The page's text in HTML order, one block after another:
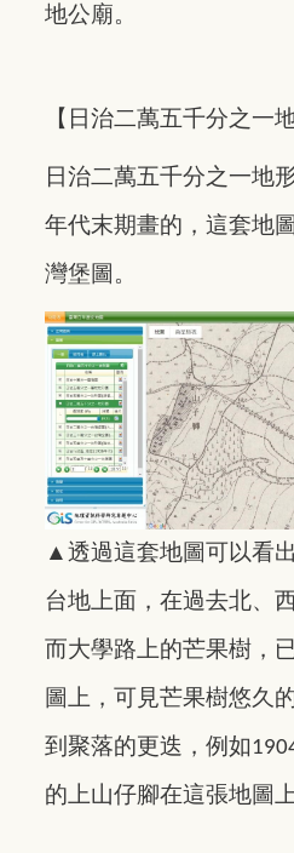
地公廟。
【日治二萬五千分之一
日治二萬五千分之一地
年代末期畫的，這套地
灣堡圖。
▲透過這套地圖可以看
台地上面，在過去北、
而大學路上的芒果樹，
圖上，可見芒果樹悠久
到聚落的更迭，例如
的上山仔腳在這張地圖